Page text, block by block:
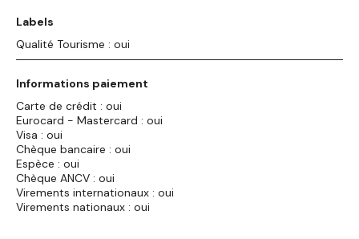
Labels
Qualité Tourisme : oui
Informations paiement
Carte de crédit : oui
Eurocard - Mastercard : oui
Visa : oui
Chèque bancaire : oui
Espèce : oui
Chèque ANCV : oui
Virements internationaux : oui
Virements nationaux : oui